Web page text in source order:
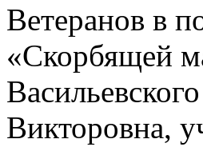
Ветеранов в
«Скорбящей
Викторовна,